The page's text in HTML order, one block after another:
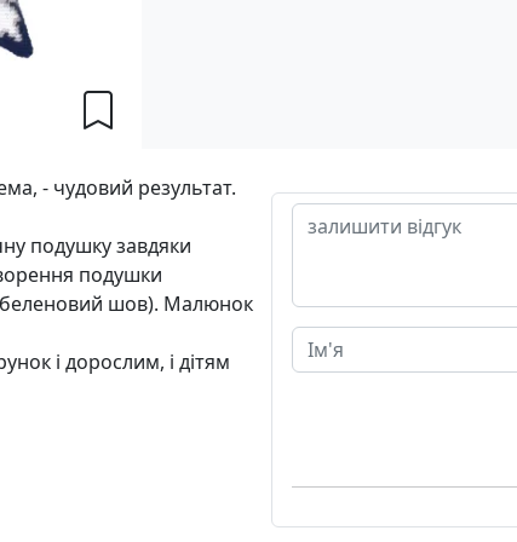
- чудовий результат.
подушку завдяки
подушки
шов). Малюнок
і дорослим, і дітям